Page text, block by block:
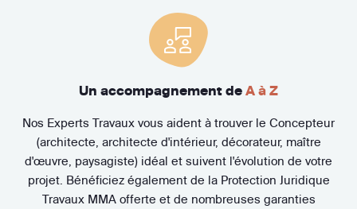
Un accompagnement de A à Z
Nos Experts Travaux vous aident à trouver le Concepteur
(architecte, architecte d'intérieur, décorateur, maître
d'œuvre, paysagiste) idéal et suivent l'évolution de votre
projet. Bénéficiez également de la Protection Juridique
Travaux MMA offerte et de nombreuses garanties